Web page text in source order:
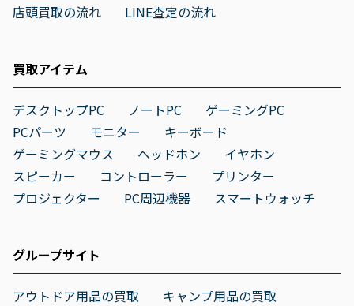
店頭買取の流れ
LINE査定の流れ
買取アイテム
デスクトップPC ノートPC
ゲーミングPC
PCパーツ
モニター
キーボード
ゲーミングマウス
ヘッドホン
イヤホン
スピーカー
コントローラー
プリンター
プロジェクター
PC周辺機器 スマートウォッチ
グループサイト
アウトドア用品の買取
キャンプ用品の買取